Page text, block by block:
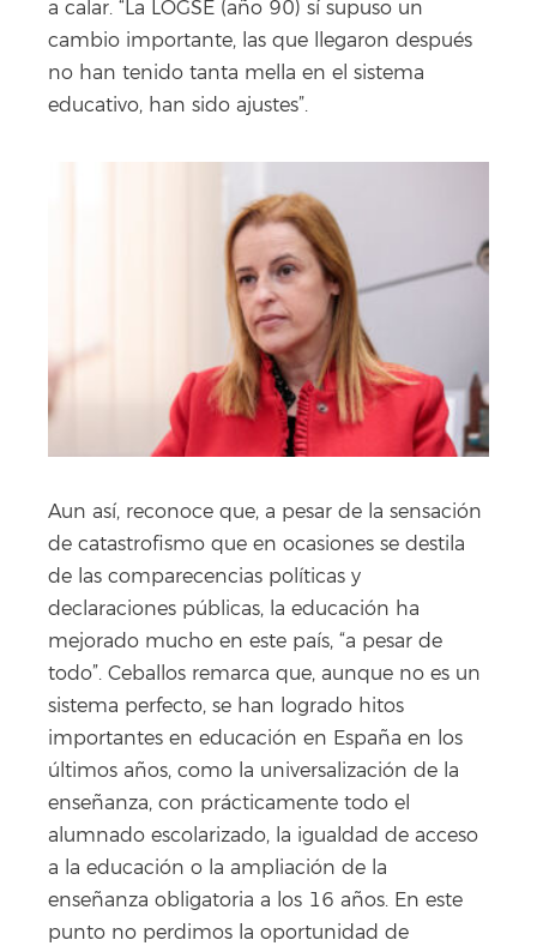
a calar. “La LOGSE (año 90) sí supuso un
cambio importante, las que llegaron después
no han tenido tanta mella en el sistema
educativo, han sido ajustes”.
Aun así, reconoce que, a pesar de la sensación
de catastrofismo que en ocasiones se destila
de las comparecencias políticas y
declaraciones públicas, la educación ha
mejorado mucho en este país, “a pesar de
todo”. Ceballos remarca que, aunque no es un
sistema perfecto, se han logrado hitos
importantes en educación en España en los
últimos años, como la universalización de la
enseñanza, con prácticamente todo el
alumnado escolarizado, la igualdad de acceso
a la educación o la ampliación de la
enseñanza obligatoria a los 16 años. En este
punto no perdimos la oportunidad de